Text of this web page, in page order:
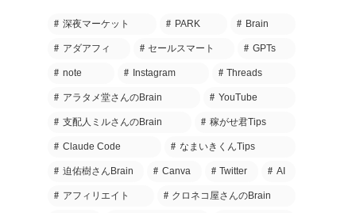
深夜マーケット PARK Brain
アダアフィ セールスマート GPTs
note Instagram Threads
アラタメ堂さんのBrain YouTube
支配人ミルさんのBrain 稼がせ君Tips
Claude Code なまいきくんTips
迫佑樹さんBrain Canva Twitter AI
アフィリエイト クロネコ屋さんのBrain